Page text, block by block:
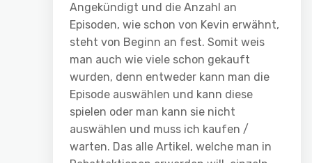
Angekündigt und die Anzahl an
Episoden, wie schon von Kevin erwähnt,
steht von Beginn an fest. Somit weis
man auch wie viele schon gekauft
wurden, denn entweder kann man die
Episode auswählen und kann diese
spielen oder man kann sie nicht
auswählen und muss ich kaufen /
warten. Das alle Artikel, welche man in